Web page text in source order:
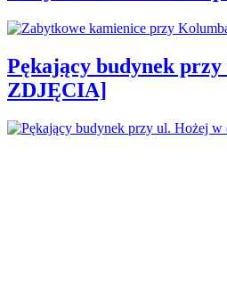
Pękający budynek
ZDJĘCIA]